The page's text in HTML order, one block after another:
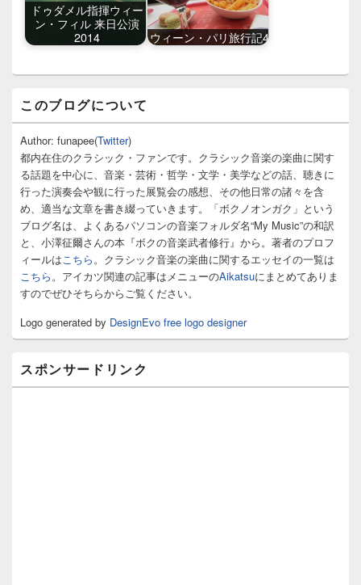
ドゥダメル指揮ウィー
ン・フィル 来日公演
2014
ウィーン・パリ旅行記4
ン
サ
イ
バ
ー
ウ
ィ
ト
エ
ア
このブログについて
Author: funapee(Twitter)
都内在住のクラシック・ファンです。クラシック音楽の楽曲に関す
る話題を中心に、音楽・芸術・哲学・文学・美学などの話、聴きに
行った演奏会や観に行った展覧会の感想、その他日常の諸々を含
め、適当な文章を書き綴っていきます。「ボクノオンガク」という
ブログ名は、よくあるパソコンの音楽フォルダ名“My Music”の和訳
と、小澤征爾さんの本『ボクの音楽武者修行』から。著者のプロフ
ィールはこちら。クラシック音楽の楽曲に関するエッセイの一覧は
こちら。アイカツ関連の記事はメニューのAikatsuにまとめてありま
すのでぜひそちらからご覧ください。
Logo generated by DesignEvo free logo designer
スポンサードリンク